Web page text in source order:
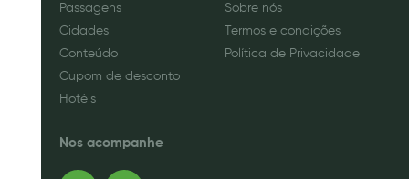
Passagens
Cidades
Conteúdo
Cupom de desconto
Hotéis
Sobre nós
Termos e condições
Política de Privacidade
Nos acompanhe
F
I